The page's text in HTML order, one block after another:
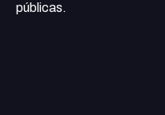
públicas.